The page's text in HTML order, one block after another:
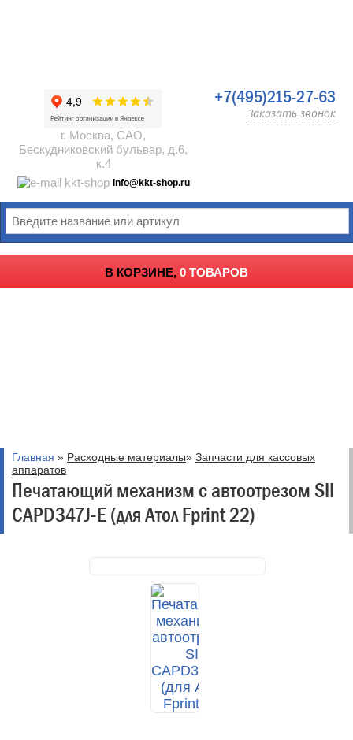
г. Москва, САО,
Бескудниковский бульвар, д.6,
к.4
info@kkt-shop.ru
+7(495)215-27-63
Заказать звонок
В КОРЗИНЕ, 0 ТОВАРОВ
Главная » Расходные материалы» Запчасти для кассовых
аппаратов
Печатающий механизм с автоотрезом SII
CAPD347J-E (для Атол Fprint 22)